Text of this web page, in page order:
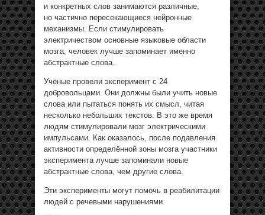
и конкретных слов занимаются различные,
но частично пересекающиеся нейронные
механизмы. Если стимулировать
электричеством основные языковые области
мозга, человек лучше запоминает именно
абстрактные слова.
Учёные провели эксперимент с 24
добровольцами. Они должны были учить новые
слова или пытаться понять их смысл, читая
несколько небольших текстов. В это же время
людям стимулировали мозг электрическими
импульсами. Как оказалось, после подавления
активности определённой зоны мозга участники
эксперимента лучше запоминали новые
абстрактные слова, чем другие слова.
Эти эксперименты могут помочь в реабилитации
людей с речевыми нарушениями.